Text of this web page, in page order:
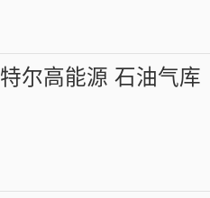
特尔高能源 石油气库